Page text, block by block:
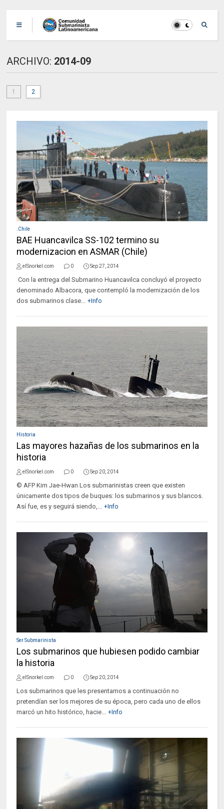
ARCHIVO: 2014-09
1 2
.Chile
BAE Huancavilca SS-102 termino su
modernizacion en ASMAR (Chile)
elSnorkel.com 0 Sep 27, 2014
Con la entrega del Submarino Huancavilca concluyó el proyecto
denominado Albacora, que contempló la modernización de los
dos submarinos clase... +Info
Historia
Las mayores hazañas de los submarinos en la
historia
elSnorkel.com 0 Sep 20, 2014
© AFP Kim Jae-Hwan Los submarinistas creen que existen
únicamente dos tipos de buques: los submarinos y sus blancos.
Así fue, es y seguirá siendo,... +Info
Ser Submarinista
Los submarinos que hubiesen podido cambiar
la historia
elSnorkel.com 0 Sep 20, 2014
Los submarinos que les presentamos a continuación no
pretendían ser los mejores de su época, pero cada uno de ellos
marcó un hito histórico, hacie... +Info